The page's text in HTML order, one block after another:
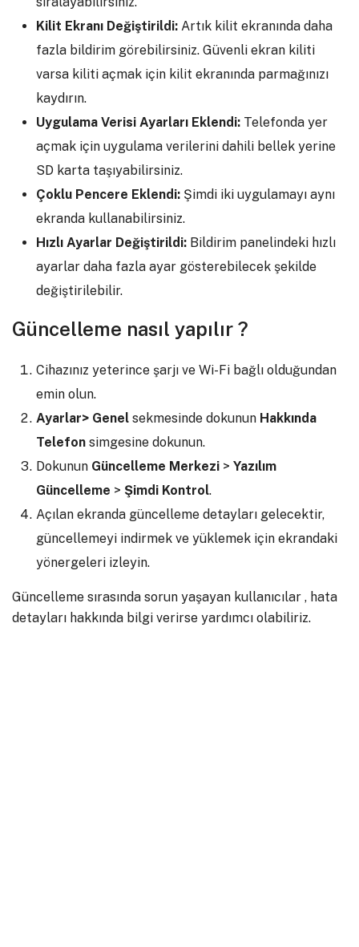
Kilit Ekranı Değiştirildi: Artık kilit ekranında daha
fazla bildirim görebilirsiniz. Güvenli ekran kiliti
varsa kiliti açmak için kilit ekranında parmağınızı
kaydırın.
Uygulama Verisi Ayarları Eklendi: Telefonda yer
açmak için uygulama verilerini dahili bellek yerine
SD karta taşıyabilirsiniz.
Çoklu Pencere Eklendi: Şimdi iki uygulamayı aynı
ekranda kullanabilirsiniz.
Hızlı Ayarlar Değiştirildi: Bildirim panelindeki hızlı
ayarlar daha fazla ayar gösterebilecek şekilde
değiştirilebilir.
Güncelleme nasıl yapılır ?
Cihazınız yeterince şarjı ve Wi-Fi bağlı olduğundan
emin olun.
Ayarlar> Genel sekmesinde dokunun Hakkında
Telefon simgesine dokunun.
Dokunun Güncelleme Merkezi > Yazılım
Güncelleme > Şimdi Kontrol.
Açılan ekranda güncelleme detayları gelecektir,
güncellemeyi indirmek ve yüklemek için ekrandaki
yönergeleri izleyin.
Güncelleme sırasında sorun yaşayan kullanıcılar , hata
detayları hakkında bilgi verirse yardımcı olabiliriz.